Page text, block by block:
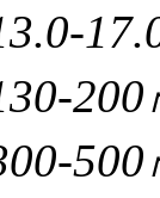
200
500